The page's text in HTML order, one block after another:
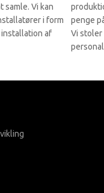
samle. Vi kan
i form
af
penge
Vi